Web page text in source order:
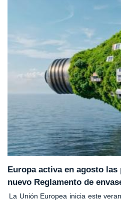
Europa activa en agosto
nuevo Reglamento de
La Unión Europea inicia este